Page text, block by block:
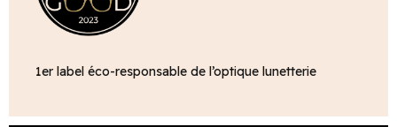
1er label éco-responsable de l’optique lunetterie